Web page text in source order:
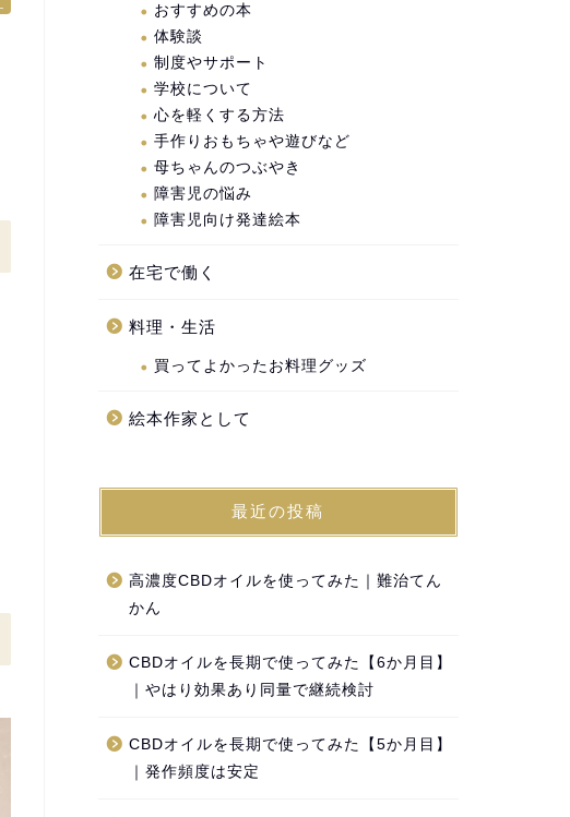
おすすめの本
体験談
制度やサポート
学校について
心を軽くする方法
手作りおもちゃや遊びなど
母ちゃんのつぶやき
障害児の悩み
障害児向け発達絵本
在宅で働く
料理・生活
買ってよかったお料理グッズ
絵本作家として
最近の投稿
高濃度CBDオイルを使ってみた｜難治てん
かん
CBDオイルを長期で使ってみた【6か月目】
｜やはり効果あり同量で継続検討
CBDオイルを長期で使ってみた【5か月目】
｜発作頻度は安定